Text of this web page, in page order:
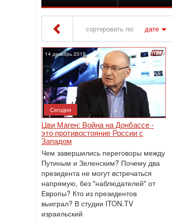
сортировать по: дате
Iton TV» Материалы за
14 декабрь 2019
Сегодня
Цви Маген: Война на Донбассе -
это противостояние России с
Западом
Чем завершились переговоры между
Путиным и Зеленским? Почему два
президента не могут встречаться
напрямую, без "наблюдателей" от
Европы? Кто из президентов
выиграл? В студии ITON.TV
израильский